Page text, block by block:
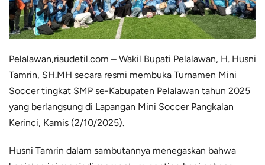
Pelalawan,riaudetil.com – Wakil Bupati Pelalawan, H. Husni
Tamrin, SH.MH secara resmi membuka Turnamen Mini
Soccer tingkat SMP se-Kabupaten Pelalawan tahun 2025
yang berlangsung di Lapangan Mini Soccer Pangkalan
Kerinci, Kamis (2/10/2025).
Husni Tamrin dalam sambutannya menegaskan bahwa